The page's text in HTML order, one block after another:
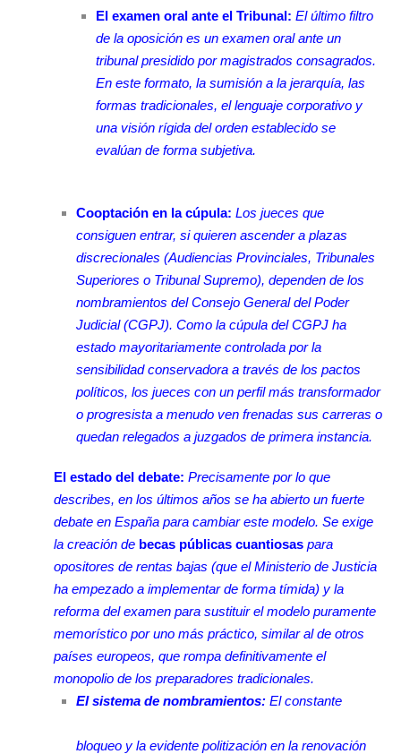
El examen oral ante el Tribunal: El último filtro
de la oposición es un examen oral ante un
tribunal presidido por magistrados consagrados.
En este formato, la sumisión a la jerarquía, las
formas tradicionales, el lenguaje corporativo y
una visión rígida del orden establecido se
evalúan de forma subjetiva.
Cooptación en la cúpula: Los jueces que
consiguen entrar, si quieren ascender a plazas
discrecionales (Audiencias Provinciales, Tribunales
Superiores o Tribunal Supremo), dependen de los
nombramientos del Consejo General del Poder
Judicial (CGPJ). Como la cúpula del CGPJ ha
estado mayoritariamente controlada por la
sensibilidad conservadora a través de los pactos
políticos, los jueces con un perfil más transformador
o progresista a menudo ven frenadas sus carreras o
quedan relegados a juzgados de primera instancia.
El estado del debate: Precisamente por lo que
describes, en los últimos años se ha abierto un fuerte
debate en España para cambiar este modelo. Se exige
la creación de becas públicas cuantiosas para
opositores de rentas bajas (que el Ministerio de Justicia
ha empezado a implementar de forma tímida) y la
reforma del examen para sustituir el modelo puramente
memorístico por uno más práctico, similar al de otros
países europeos, que rompa definitivamente el
monopolio de los preparadores tradicionales.
El sistema de nombramientos: El constante
bloqueo y la evidente politización en la renovación